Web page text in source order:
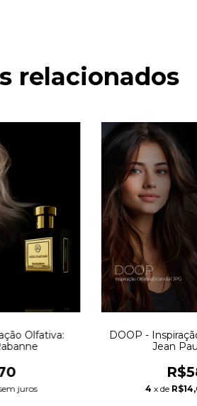
relacionados
Olfativa:
juros
DOOP -
Jean
4 x de